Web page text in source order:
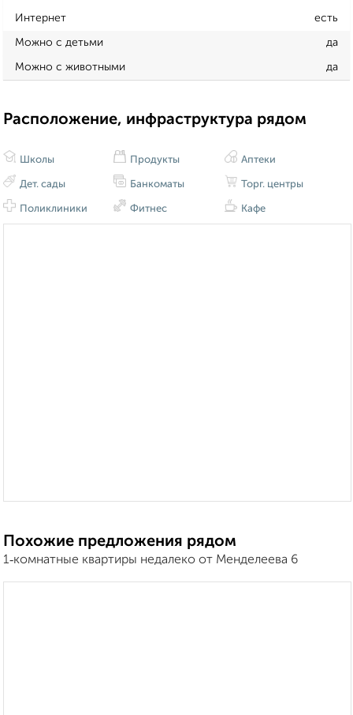
Интернет есть
Можно с детьми да
Можно с животными да
Расположение, инфраструктура рядом
Школы
Дет. сады
Поликлиники
Продукты
Банкоматы
Фитнес
Аптеки
Торг. центры
Кафе
Похожие предложения рядом
1‑комнатные квартиры недалеко от Менделеева 6